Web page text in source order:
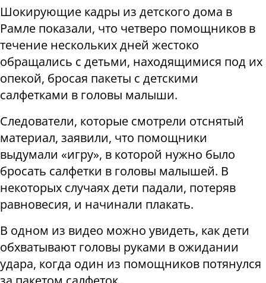
Шокирующие кадры из детского дома в ​​
Рамле показали, что четверо помощников в
течение нескольких дней жестоко
обращались с детьми, находящимися под их
опекой, бросая пакеты с детскими
салфетками в головы малыши.
Следователи, которые смотрели отснятый
материал, заявили, что помощники
выдумали «игру», в которой нужно было
бросать салфетки в головы малышей. В
некоторых случаях дети падали, потеряв
равновесия, и начинали плакать.
В одном из видео можно увидеть, как дети
обхватывают головы руками в ожидании
удара, когда один из помощников потянулся